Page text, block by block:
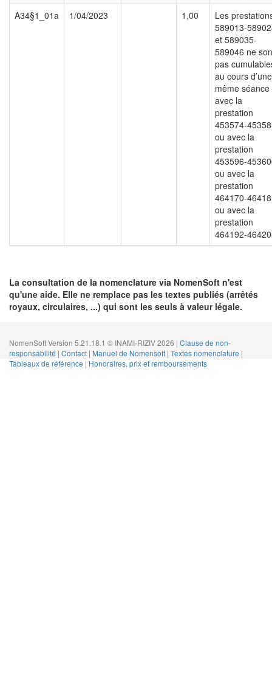
A34§1_01a
1/04/2023 1,00
Les
589013-
et 589035-
589046 ne
pas
au cours d’une
même séance
avec la
prestation
453574-
ou avec la
prestation
453596-
ou avec la
prestation
464170-
ou avec la
prestation
464192-
La consultation de la nomenclature via NomenSoft n'est
qu'une aide. Elle ne remplace pas les textes publiés (arrêtés
royaux, circulaires, ...) qui sont les seuls à valeur légale.
NomenSoft Version 5.21.18.1 © INAMI-RIZIV 2026 | Clause de non-
responsabilité | Contact | Manuel de Nomensoft | Textes nomenclature |
Tableaux de référence | Honoraires, prix et remboursements